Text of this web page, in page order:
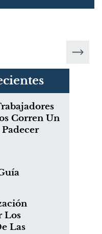
Corren Un
Los
Las